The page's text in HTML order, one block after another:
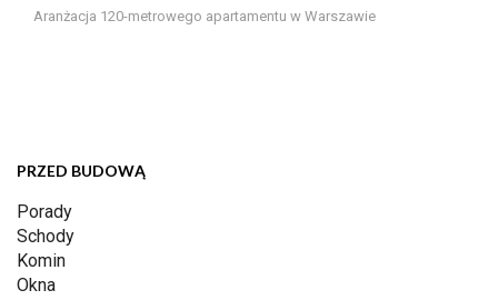
Aranżacja 120-metrowego apartamentu w Warszawie
PRZED BUDOWĄ
Porady
Schody
Komin
Okna